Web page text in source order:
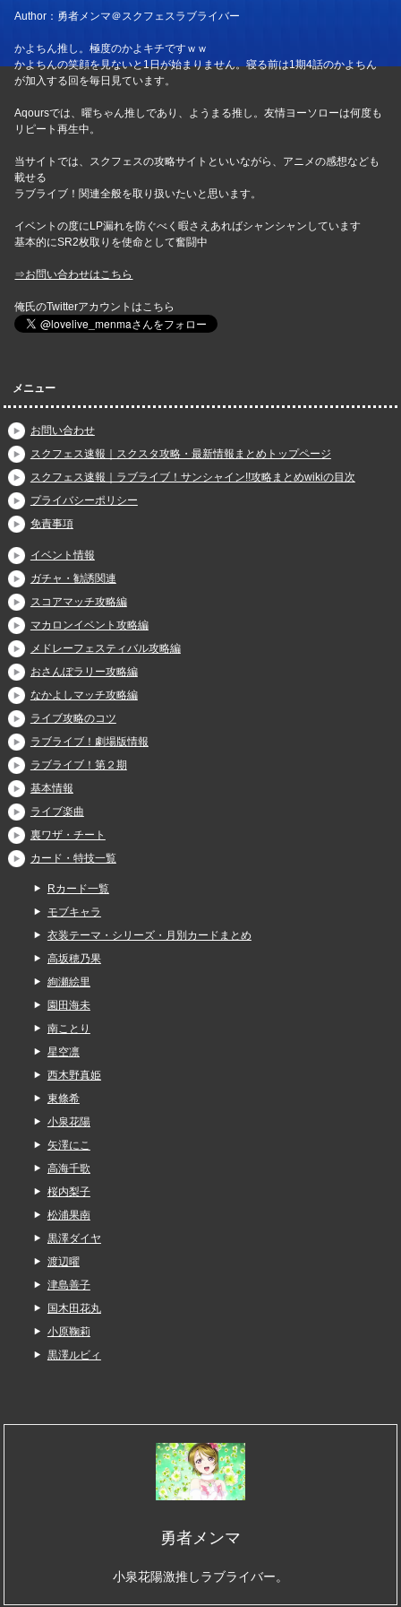
Author：勇者メンマ＠スクフェスラブライバー
かよちん推し。極度のかよキチですｗｗ
かよちんの笑顔を見ないと1日が始まりません。寝る前は1期4話のかよちん
が加入する回を毎日見ています。
Aqoursでは、曜ちゃん推しであり、ようまる推し。友情ヨーソローは何度も
リピート再生中。
当サイトでは、スクフェスの攻略サイトといいながら、アニメの感想なども
載せる
ラブライブ！関連全般を取り扱いたいと思います。
イベントの度にLP漏れを防ぐべく暇さえあればシャンシャンしています
基本的にSR2枚取りを使命として奮闘中
⇒お問い合わせはこちら
俺氏のTwitterアカウントはこちら
メニュー
お問い合わせ
スクフェス速報｜スクスタ攻略・最新情報まとめトップページ
スクフェス速報｜ラブライブ！サンシャイン!!攻略まとめwikiの目次
プライバシーポリシー
免責事項
イベント情報
ガチャ・勧誘関連
スコアマッチ攻略編
マカロンイベント攻略編
メドレーフェスティバル攻略編
おさんぽラリー攻略編
なかよしマッチ攻略編
ライブ攻略のコツ
ラブライブ！劇場版情報
ラブライブ！第２期
基本情報
ライブ楽曲
裏ワザ・チート
カード・特技一覧
Rカード一覧
モブキャラ
衣装テーマ・シリーズ・月別カードまとめ
高坂穂乃果
絢瀬絵里
園田海未
南ことり
星空凛
西木野真姫
東條希
小泉花陽
矢澤にこ
高海千歌
桜内梨子
松浦果南
黒澤ダイヤ
渡辺曜
津島善子
国木田花丸
小原鞠莉
黒澤ルビィ
勇者メンマ
小泉花陽激推しラブライバー。